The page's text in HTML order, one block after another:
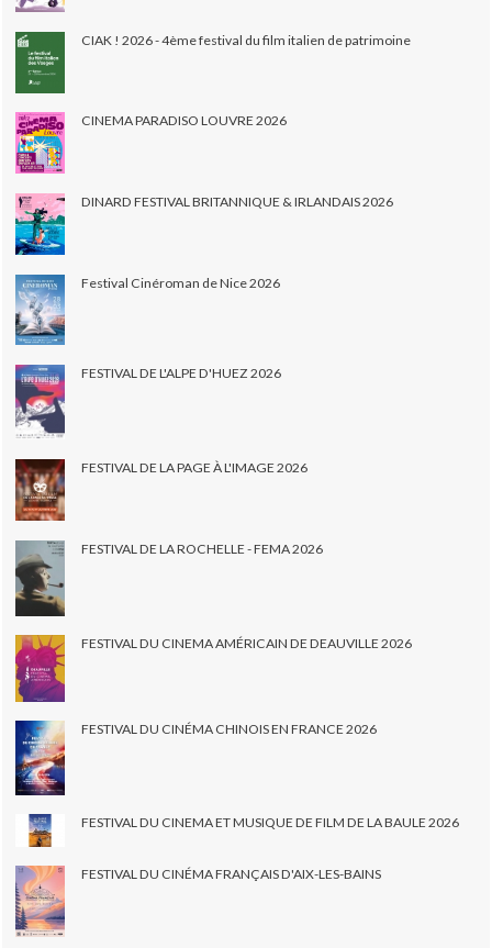
CIAK ! 2026 - 4ème festival du film italien de patrimoine
CINEMA PARADISO LOUVRE 2026
DINARD FESTIVAL BRITANNIQUE & IRLANDAIS 2026
Festival Cinéroman de Nice 2026
FESTIVAL DE L'ALPE D'HUEZ 2026
FESTIVAL DE LA PAGE À L'IMAGE 2026
FESTIVAL DE LA ROCHELLE - FEMA 2026
FESTIVAL DU CINEMA AMÉRICAIN DE DEAUVILLE 2026
FESTIVAL DU CINÉMA CHINOIS EN FRANCE 2026
FESTIVAL DU CINEMA ET MUSIQUE DE FILM DE LA BAULE 2026
FESTIVAL DU CINÉMA FRANÇAIS D'AIX-LES-BAINS